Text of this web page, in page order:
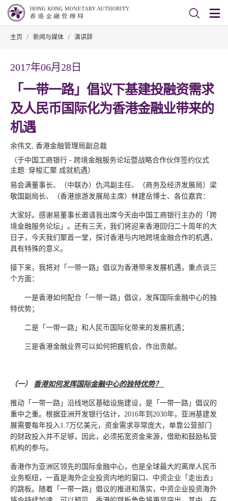
主页 / 新闻与媒体 / 演讲辞
2017年06月28日
「一带一路」倡议下基建投融资需求
及人民币国际化为香港金融业带来的
机遇
余伟文, 香港金融管理局副总裁
（于中国工商银行 - 跨境金融服务论坛暨战略合作伙伴签约仪式
主题: 穿梭汇聚 成就机遇）
易会满董事长、（中联办）仇鸿副主任、（商务及经济发展局）梁
敬国副局长、（香港旅游发展局主席）林建岳博士、各位嘉宾：
大家好。感谢易董事长邀请我出席今天由中国工商银行主办的「跨
境金融服务论坛」。还有三天，我们将迎来香港回归二十周年的大
日子，今天我们聚首一堂，探讨香港与内地跨境金融合作的机遇，
具有特殊的意义。
接下来，我将对「一带一路」倡议为香港带来发展机遇，重点谈三
个方面：
一是香港如何配合「一带一路」倡议，发挥国际金融中心的独
特优势；
二是「一带一路」和人民币国际化带来的发展机遇；
三是香港金融业界可以如何把握机会，作出贡献。
（一） 香港如何发挥国际金融中心的独特优势？
推动「一带一路」沿线地区基础设施建设，是「一带一路」倡议的
重中之重。根据亚洲开发银行估计，2016年到2030年，亚洲基建发
展需要每年投入1.7万亿美元，资金需求非常庞大，单靠公营部门
的财政投入并不足够，因此，必须拓宽资金来源，借助和鼓励私营
机构的参与。
香港作为亚洲区领先的国际金融中心，也是全球最大的离岸人民币
业务枢纽，一直是海外企业投资内地的窗口、中资企业「走出去」
的跳板。随着「一带一路」倡议的推进和落实，中资企业投资海外